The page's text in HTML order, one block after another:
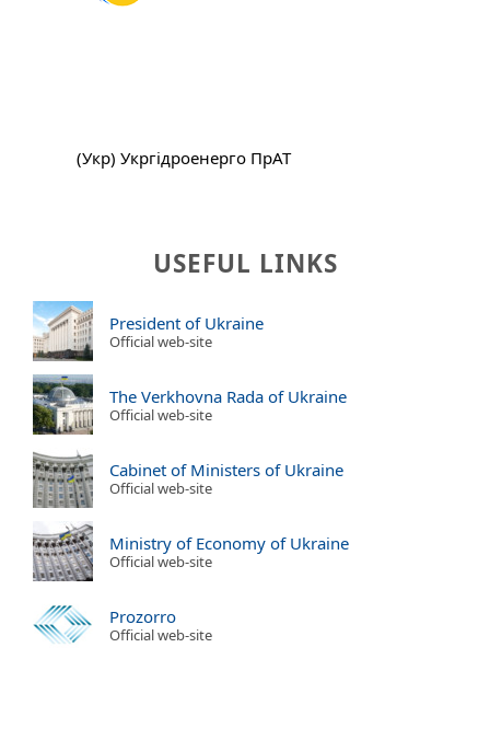
(Укр) Укргідроенерго ПрАТ
USEFUL LINKS
President of Ukraine
Official web-site
The Verkhovna Rada of Ukraine
Official web-site
Cabinet of Ministers of Ukraine
Official web-site
Ministry of Economy of Ukraine
Official web-site
Prozorro
Official web-site